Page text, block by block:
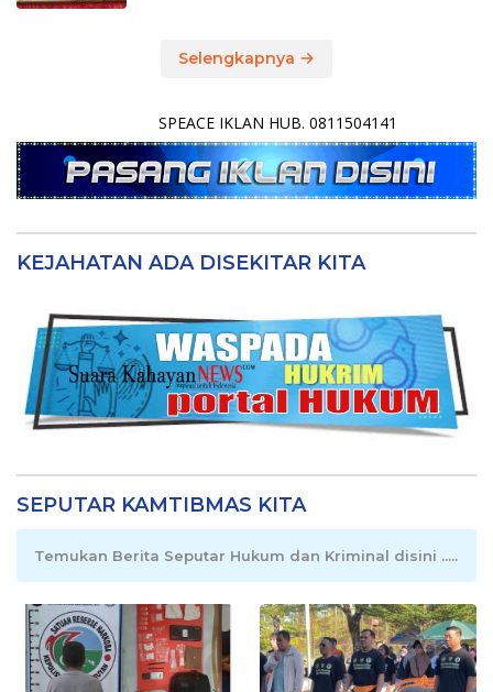
Selengkapnya
SPEACE IKLAN HUB. 0811504141
KEJAHATAN ADA DISEKITAR KITA
SEPUTAR KAMTIBMAS KITA
Temukan Berita Seputar Hukum dan Kriminal disini .....